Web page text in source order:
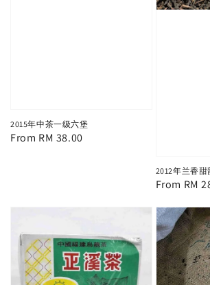
2015年中茶一级六堡
Regular
From RM 38.00
2012年兰香
Regular
From RM